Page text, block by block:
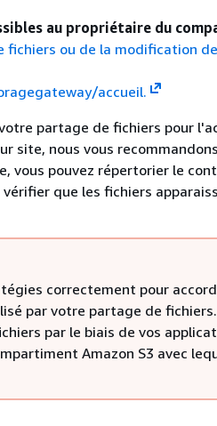
au propriétaire du
ou de la modification
accueil.
partage de fichiers pour
site, nous vous
vous pouvez répertorier le
que les fichiers
correctement pour
par votre partage de
par le biais de vos
Amazon S3 avec